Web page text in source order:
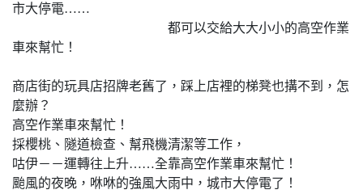
市大停電……
都可以交給大大小小的高空作業
車來幫忙！
商店街的玩具店招牌老舊了，踩上店裡的梯凳也搆不到，怎
麼辦？
高空作業車來幫忙！
採櫻桃、隧道檢查、幫飛機清潔等工作，
咕伊－－運轉往上升……全靠高空作業車來幫忙！
颱風的夜晚，咻咻的強風大雨中，城市大停電了！